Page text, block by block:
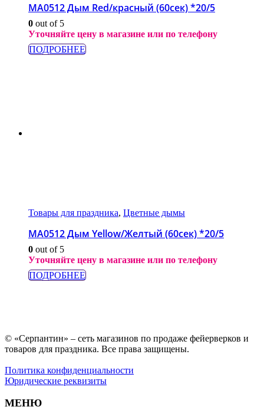
МА0512 Дым Red/красный (60сек) *20/5
0 out of 5
Уточняйте цену в магазине или по телефону
ПОДРОБНЕЕ
Товары для праздника, Цветные дымы
МА0512 Дым Yellow/Желтый (60сек) *20/5
0 out of 5
Уточняйте цену в магазине или по телефону
ПОДРОБНЕЕ
© «Серпантин» – сеть магазинов по продаже фейерверков и
товаров для праздника. Все права защищены.
Политика конфиденциальности
Юридические реквизиты
МЕНЮ